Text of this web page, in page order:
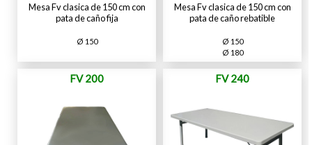
Mesa Fv clasica de 150 cm con
pata de caño fija
Ø 150
Mesa Fv clasica de 150 cm con
pata de caño rebatible
Ø 150
Ø 180
FV 200 FV 240